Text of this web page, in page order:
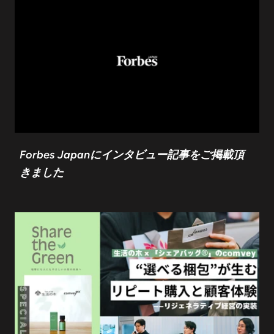
Forbes Japanにインタビュー記事をご掲載頂
きました